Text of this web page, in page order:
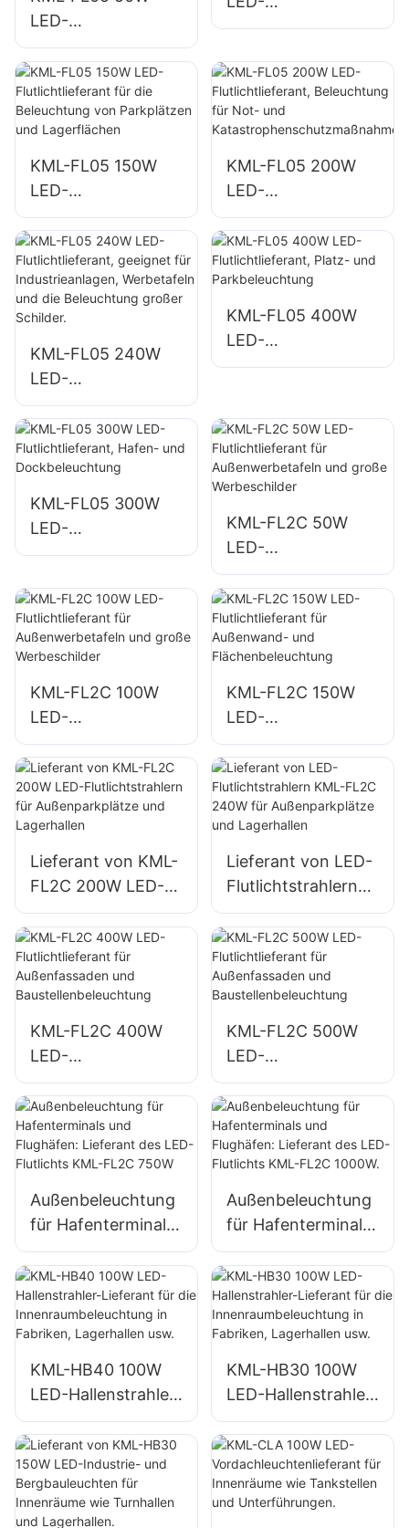
LED-
Flutlichtlieferant für
die
Außenbeleuchtung
von
und Freiflächen
Flutlichtlieferant für
und
Baustellenbeleucht
ung
KML-FL05 150W
LED-
Flutlichtlieferant für
die Beleuchtung
von Parkplätzen
und Lagerflächen
KML-FL05 200W
LED-
Flutlichtlieferant,
Beleuchtung für
Not- und
Katastrophenschut
zmaßnahmen
KML-FL05 240W
LED-
Flutlichtlieferant,
geeignet für
Industrieanlagen,
Werbetafeln und
die Beleuchtung
großer Schilder.
KML-FL05 400W
LED-
Flutlichtlieferant,
Parkbeleuchtung
KML-FL05 300W
LED-
Flutlichtlieferant,
Dockbeleuchtung
KML-FL2C 50W
LED-
Flutlichtlieferant für
Außenwerbetafeln
und große
Werbeschilder
KML-FL2C 100W
LED-
Flutlichtlieferant für
Außenwerbetafeln
und große
Werbeschilder
KML-FL2C 150W
LED-
Flutlichtlieferant für
Außenwand- und
Flächenbeleuchtun
g
Lieferant von KML-
FL2C 200W LED-
Flutlichtstrahlern
für
Außenparkplätze
und Lagerhallen
Lieferant von LED-
Flutlichtstrahlern
KML-FL2C 240W
für
Außenparkplätze
und Lagerhallen
KML-FL2C 400W
LED-
Flutlichtlieferant für
Außenfassaden
und
Baustellenbeleucht
KML-FL2C 500W
LED-
Flutlichtlieferant für
Außenfassaden
und
Baustellenbeleucht
Außenbeleuchtung
für Hafenterminals
und Flughäfen:
Lieferant des LED-
Flutlichts KML-
FL2C 750W
Außenbeleuchtung
für Hafenterminals
und Flughäfen:
Lieferant des LED-
Flutlichts KML-
FL2C 1000W.
KML-HB40 100W
LED-Hallenstrahler-
Lieferant für die
Innenraumbeleucht
ung in Fabriken,
Lagerhallen usw.
KML-HB30 100W
LED-Hallenstrahler-
Lieferant für die
Innenraumbeleucht
ung in Fabriken,
Lagerhallen usw.